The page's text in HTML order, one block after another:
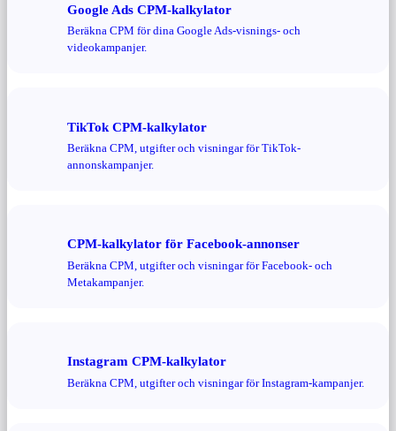
Google Ads CPM-kalkylator
Beräkna CPM för dina Google Ads-visnings- och
videokampanjer.
TikTok CPM-kalkylator
Beräkna CPM, utgifter och visningar för TikTok-
annonskampanjer.
CPM-kalkylator för Facebook-annonser
Beräkna CPM, utgifter och visningar för Facebook- och
Metakampanjer.
Instagram CPM-kalkylator
Beräkna CPM, utgifter och visningar för Instagram-kampanjer.